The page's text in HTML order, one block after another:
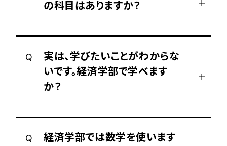
の科目はありますか？
Q
実は、学びたいことがわからな
いです。経済学部で学べます
か？
Q
経済学部では数学を使います